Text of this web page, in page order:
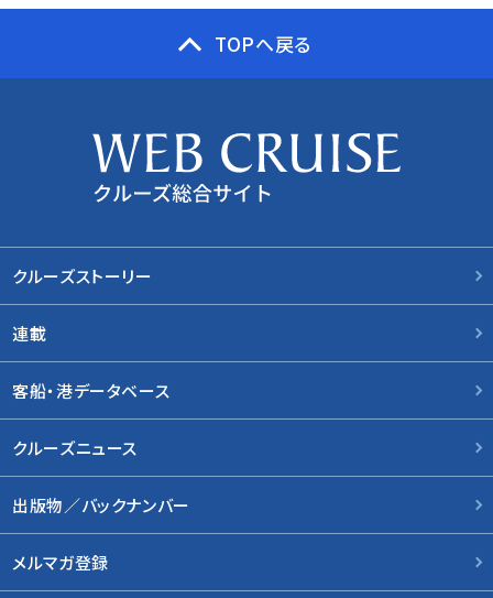
TOPへ戻る
クルーズストーリー
連載
客船・港データベース
クルーズニュース
出版物／バックナンバー
メルマガ登録